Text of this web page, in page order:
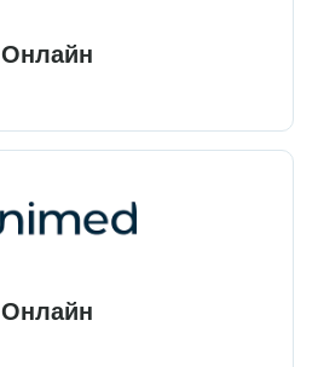
Онлайн
Онлайн